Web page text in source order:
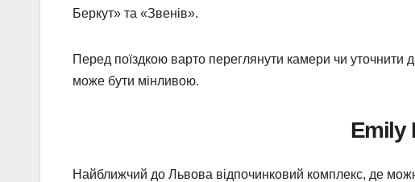
Беркут» та «Звенів».
Перед поїздкою варто переглянути камери чи уточнити
може бути мінливою.
Emily
Найближчий до Львова відпочинковий комплекс, де